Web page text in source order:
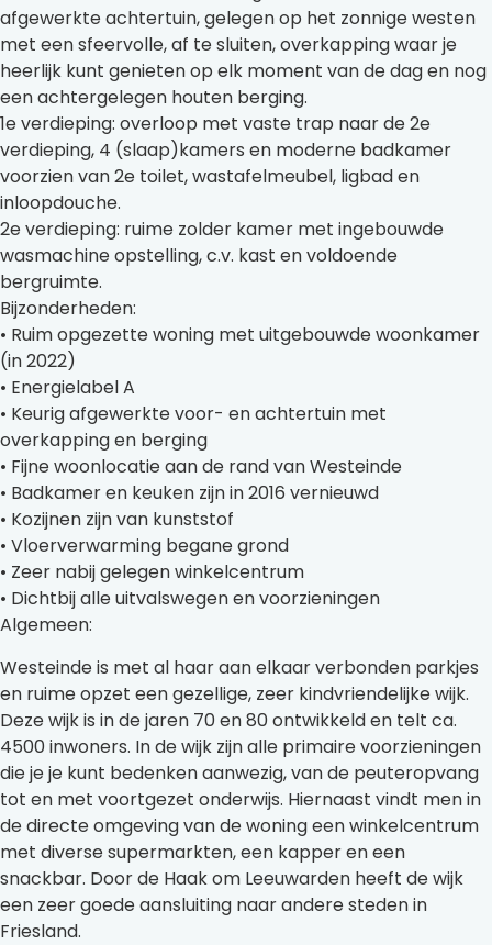
afgewerkte achtertuin, gelegen op het zonnige westen
met een sfeervolle, af te sluiten, overkapping waar je
heerlijk kunt genieten op elk moment van de dag en nog
een achtergelegen houten berging.
1e verdieping: overloop met vaste trap naar de 2e
verdieping, 4 (slaap)kamers en moderne badkamer
voorzien van 2e toilet, wastafelmeubel, ligbad en
inloopdouche.
2e verdieping: ruime zolder kamer met ingebouwde
wasmachine opstelling, c.v. kast en voldoende
bergruimte.
Bijzonderheden:
• Ruim opgezette woning met uitgebouwde woonkamer
(in 2022)
• Energielabel A
• Keurig afgewerkte voor- en achtertuin met
overkapping en berging
• Fijne woonlocatie aan de rand van Westeinde
• Badkamer en keuken zijn in 2016 vernieuwd
• Kozijnen zijn van kunststof
• Vloerverwarming begane grond
• Zeer nabij gelegen winkelcentrum
• Dichtbij alle uitvalswegen en voorzieningen
Algemeen:
Westeinde is met al haar aan elkaar verbonden parkjes
en ruime opzet een gezellige, zeer kindvriendelijke wijk.
Deze wijk is in de jaren 70 en 80 ontwikkeld en telt ca.
4500 inwoners. In de wijk zijn alle primaire voorzieningen
die je je kunt bedenken aanwezig, van de peuteropvang
tot en met voortgezet onderwijs. Hiernaast vindt men in
de directe omgeving van de woning een winkelcentrum
met diverse supermarkten, een kapper en een
snackbar. Door de Haak om Leeuwarden heeft de wijk
een zeer goede aansluiting naar andere steden in
Friesland.